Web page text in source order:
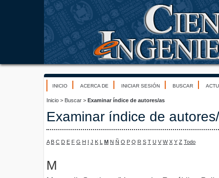
INICIO ACERCA DE INICIAR SESIÓN BUSCAR
Inicio > Buscar > Examinar índice de autores/as
Examinar índice de
A B C D E F G H I J K L M N Ñ O P Q R S T U V W X Y Z Todo
M